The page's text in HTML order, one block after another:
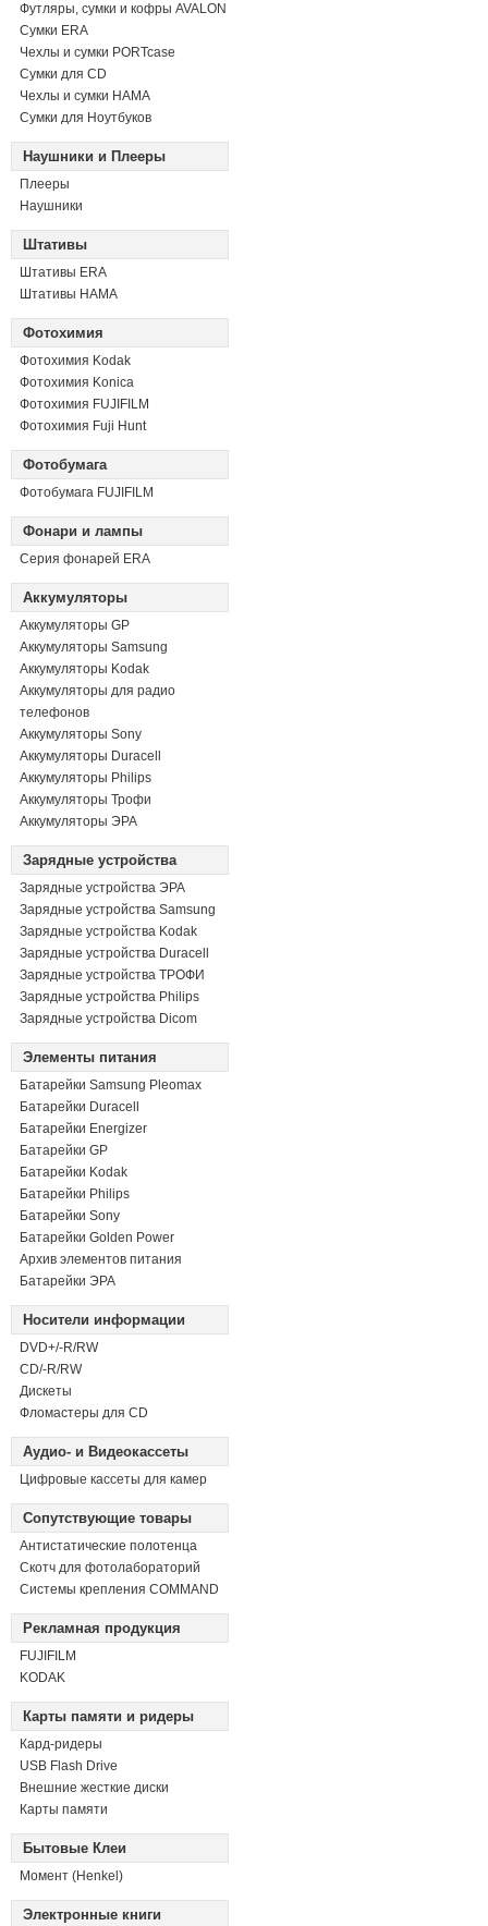
Футляры, сумки и кофры AVALON
Сумки ERA
Чехлы и сумки PORTcase
Сумки для CD
Чехлы и сумки HAMA
Сумки для Ноутбуков
Наушники и Плееры
Плееры
Наушники
Штативы
Штативы ERA
Штативы HAMA
Фотохимия
Фотохимия Kodak
Фотохимия Konica
Фотохимия FUJIFILM
Фотохимия Fuji Hunt
Фотобумага
Фотобумага FUJIFILM
Фонари и лампы
Серия фонарей ERA
Аккумуляторы
Аккумуляторы GP
Аккумуляторы Samsung
Аккумуляторы Kodak
Аккумуляторы для радио
телефонов
Аккумуляторы Sony
Аккумуляторы Duracell
Аккумуляторы Philips
Аккумуляторы Трофи
Аккумуляторы ЭРА
Зарядные устройства
Зарядные устройства ЭРА
Зарядные устройства Samsung
Зарядные устройства Kodak
Зарядные устройства Duracell
Зарядные устройства ТРОФИ
Зарядные устройства Philips
Зарядные устройства Dicom
Элементы питания
Батарейки Samsung Pleomax
Батарейки Duracell
Батарейки Energizer
Батарейки GP
Батарейки Kodak
Батарейки Philips
Батарейки Sony
Батарейки Golden Power
Архив элементов питания
Батарейки ЭРА
Носители информации
DVD+/-R/RW
СD/-R/RW
Дискеты
Фломастеры для CD
Аудио- и Видеокассеты
Цифровые кассеты для камер
Сопутствующие товары
Антистатические полотенца
Скотч для фотолабораторий
Системы крепления COMMAND
Рекламная продукция
FUJIFILM
KODAK
Карты памяти и ридеры
Кард-ридеры
USB Flash Drive
Внешние жесткие диски
Карты памяти
Бытовые Клеи
Момент (Henkel)
Электронные книги